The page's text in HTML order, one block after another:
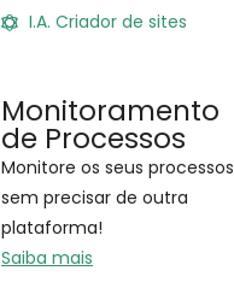
I.A. Criador de sites
Monitoramento
de Processos
Monitore os seus processos
sem precisar de outra
plataforma!
Saiba mais